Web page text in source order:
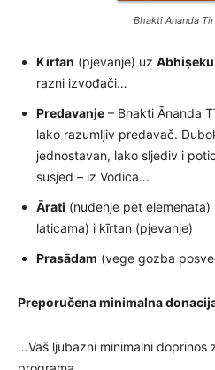
Bhakti Ananda
Kīrtan (pjevanje) uz Abhiṣeku
razni izvođači…
Predavanje – Bhakti Ānanda
lako razumljiv predavač.
jednostavan, lako sljediv i
susjed – iz Vodica…
Ārati (nuđenje pet
laticama) i kīrtan (pjevanje)
Prasādam (vege gozba
Preporučena minimalna
…Vaš ljubazni minimalni doprinos